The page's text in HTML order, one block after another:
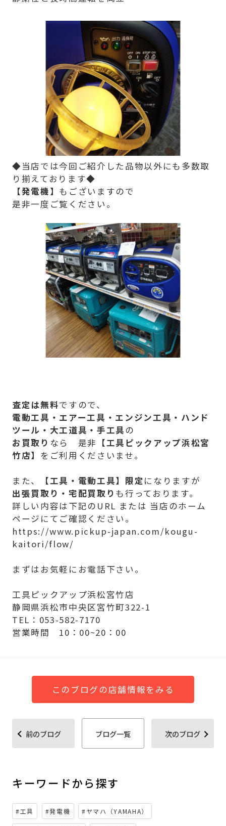
◆当店では今回ご紹介した品物以外にも多数取
り揃えております◆
【発電機】 もございますので
是非一度ご覧ください。
査定は無料ですので、
電動工具・エアー工具・エンジン工具・ハンド
ツール・大工道具・手工具の
お買取り なら 是非【工具ピックアップ浜松宮
竹店】 をご利用くださいませ。
また、 【工具・電動工具】限定になりますが
出張買取り・宅配買取り も行っております。
詳しい内容は下記のURL または 当店のホーム
ページにてご確認ください。
https://www.pickup-japan.com/kougu-
kaitori/flow/
まずはお気軽にお電話下さい。
工具ピックアップ浜松宮竹店
静岡県浜松市中央区宮竹町322-1
TEL：053-582-7170
営業時間 10：00~20：00
このブログの店舗情報をみる
前のブログ ブログ一覧 次のブログ
キーワードから探す
#工具 #発電機 #ヤマハ（YAMAHA）